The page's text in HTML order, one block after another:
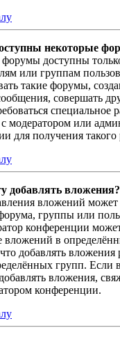
некоторые
доступны
или группам
такие форумы,
совершать
специальное
модератором или
для получения такого
добавлять вложения?
вложений может
группы или
конференции
вложений в
добавлять вложения
групп. Если
вложения,
конференции.